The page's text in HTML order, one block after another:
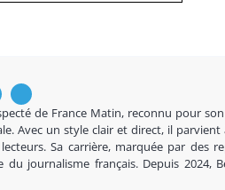
de France Matin, reconnu pour
Avec un style clair et direct, il parvient
Sa carrière, marquée par des
journalisme français. Depuis 2024,